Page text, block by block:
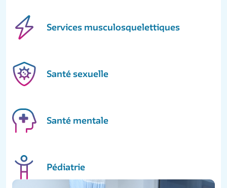
Services musculosquelettiques
Santé sexuelle
Santé mentale
Pédiatrie